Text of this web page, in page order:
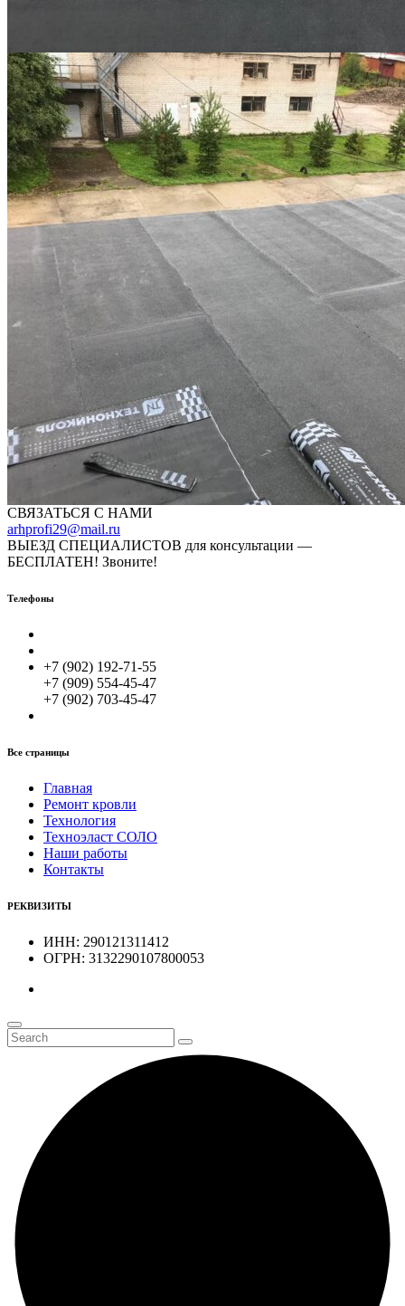
СВЯЗАТЬСЯ С НАМИ
arhprofi29@mail.ru
ВЫЕЗД СПЕЦИАЛИСТОВ для консультации —
БЕСПЛАТЕН! Звоните!
Телефоны
+7 (902) 192-71-55
+7 (909) 554-45-47
+7 (902) 703-45-47
Все страницы
Главная
Ремонт кровли
Технология
Техноэласт СОЛО
Наши работы
Контакты
РЕКВИЗИТЫ
ИНН: 290121311412
ОГРН: 3132290107800053